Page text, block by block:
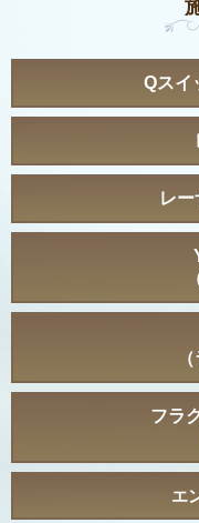
Qスイ
レ
フラ
エ